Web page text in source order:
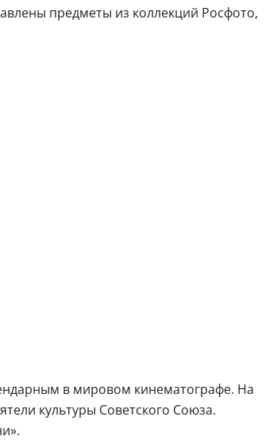
предметы из коллекций Росфото,
в мировом кинематографе. На
культуры Советского Союза.